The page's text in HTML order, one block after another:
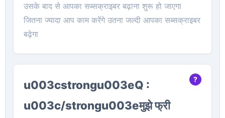
उसके बाद से आपका सब्सक्राइबर बढ़ाना शुरू हो जाएगा
जितना ज्यादा आप काम करेंगे उतना जल्दी आपका सब्सक्राइबर
बढ़ेगा
u003cstrongu003eQ :
u003c/strongu003eमुझे फ्री